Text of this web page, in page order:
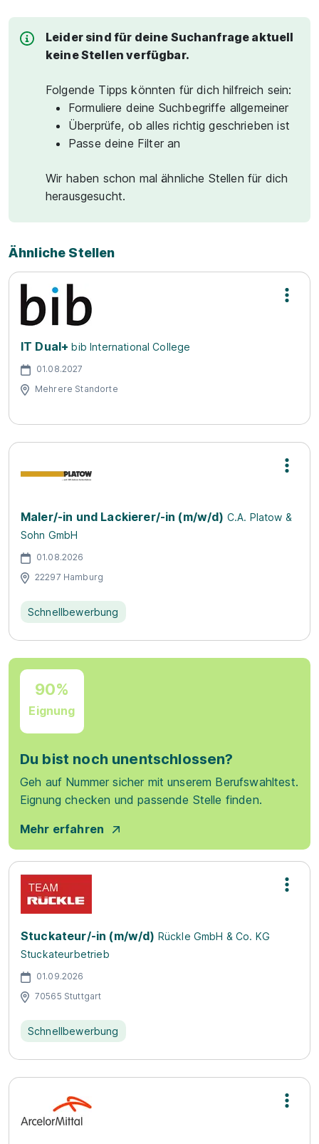
Leider sind für deine Suchanfrage aktuell
keine Stellen verfügbar.
Folgende Tipps könnten für dich hilfreich sein:
Formuliere deine Suchbegriffe allgemeiner
Überprüfe, ob alles richtig geschrieben ist
Passe deine Filter an
Wir haben schon mal ähnliche Stellen für dich
herausgesucht.
Ähnliche Stellen
IT Dual+ bib International College
01.08.2027
Mehrere Standorte
Maler/-in und Lackierer/-in (m/w/d) C.A. Platow &
Sohn GmbH
01.08.2026
22297 Hamburg
Schnellbewerbung
90%
Eignung
Du bist noch unentschlossen?
Geh auf Nummer sicher mit unserem Berufswahltest.
Eignung checken und passende Stelle finden.
Mehr erfahren
Stuckateur/-in (m/w/d) Rückle GmbH & Co. KG
Stuckateurbetrieb
01.09.2026
70565 Stuttgart
Schnellbewerbung